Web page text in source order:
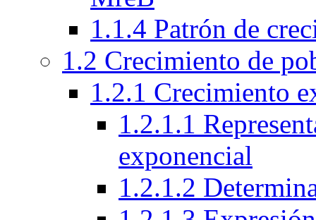
1.1.4 Patrón de
1.2 Crecimiento de
1.2.1 Crecimiento
1.2.1.1
exponencial
1.2.1.2